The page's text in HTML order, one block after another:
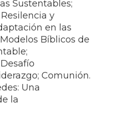
Sustentables;
y
en las
Bíblicos de
Comunión.
Una
la